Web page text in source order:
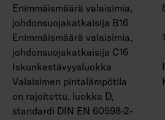
ACMP = Akryyli mikroprisma,
Polykarbonaatti opaali
Lisätarvikkeina
4338576 (1250 mm) ja
pallosuojaverkot (4338574
4338575 (1550 mm) ja
Enimmäismäärä valaisimia,
johdonsuojakatkaisija B16
Enimmäismäärä valaisimia,
johdonsuojakatkaisija C16
Iskunkestävyysluokka
Valaisimen pintalämpötila
on rajoitettu, luokka D,
standardi DIN EN 60598-2-